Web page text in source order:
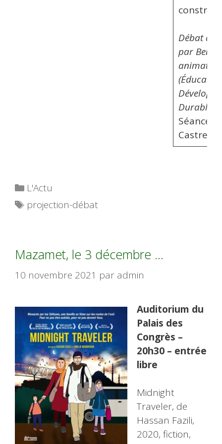
Débat
par
Durable)
Séance
Castres
Catégories
L'Actu
Étiquettes
projection-débat
Mazamet, le 3 décembre …
10 novembre 2021 par admin
Auditorium du
Palais des
Congrès –
20h30 – entrée
libre
Midnight
Traveler, de
Hassan Fazili,
2020, fiction,